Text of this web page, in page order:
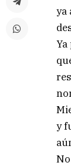
ya
y